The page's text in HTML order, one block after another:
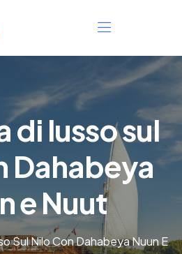
di lusso sul
Dahabeya
e Nuut
Sul Nilo Con Dahabeya Nuun E